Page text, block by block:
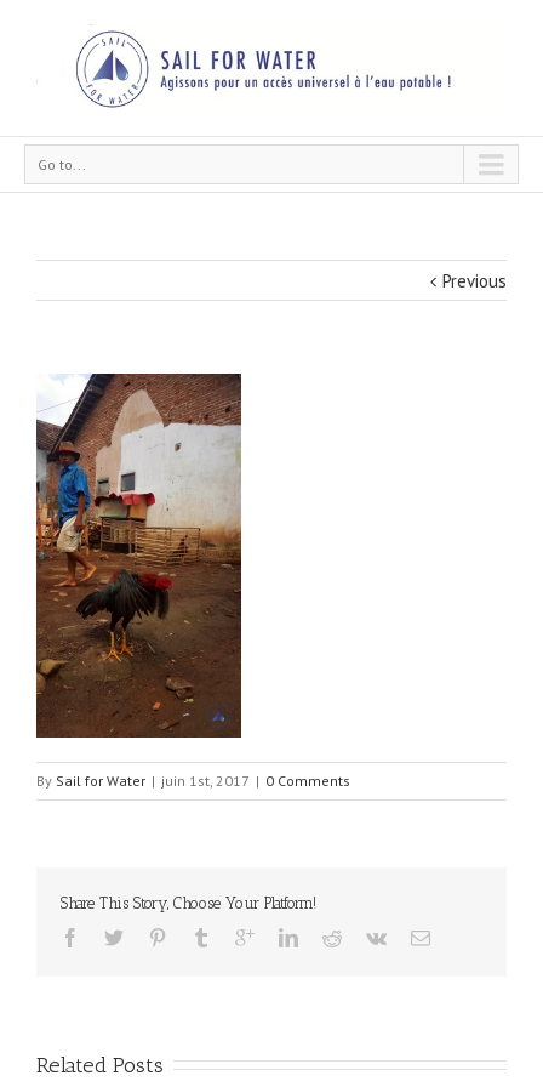
Go to...
Previous
By Sail for Water | juin 1st, 2017 | 0 Comments
Share This Story, Choose Your Platform!
Related Posts